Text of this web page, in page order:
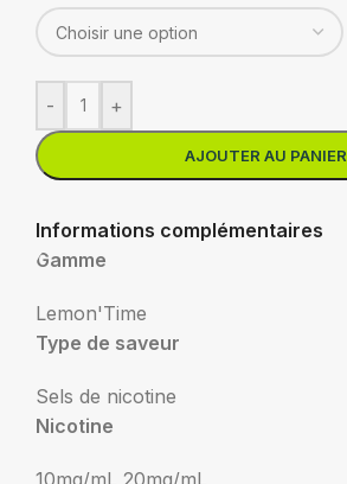
- +
AJOUTER AU PANIER
Informations complémentaires
Gamme
Lemon'Time
Type de saveur
Sels de nicotine
Nicotine
10mg/mL 20mg/mL